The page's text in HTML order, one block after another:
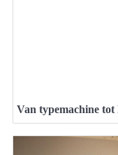
Van typemachine